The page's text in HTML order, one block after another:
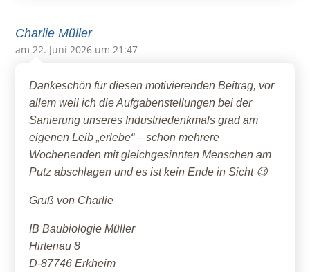
Charlie Müller
am 22. Juni 2026 um 21:47
Dankeschön für diesen motivierenden Beitrag, vor
allem weil ich die Aufgabenstellungen bei der
Sanierung unseres Industriedenkmals grad am
eigenen Leib „erlebe“ – schon mehrere
Wochenenden mit gleichgesinnten Menschen am
Putz abschlagen und es ist kein Ende in Sicht 😉
Gruß von Charlie
IB Baubiologie Müller
Hirtenau 8
D-87746 Erkheim